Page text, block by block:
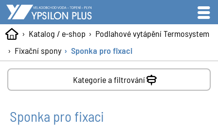
Katalog / e-shop
Podlahové vytápění Termosystem
Fixační spony
Sponka pro fixaci
Kategorie a filtrování
Sponka pro fixaci